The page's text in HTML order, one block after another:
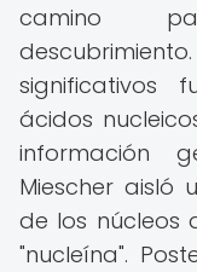
camino
significativos
ácidos
información
Miescher aisló
de los núcleos
"nucleína".